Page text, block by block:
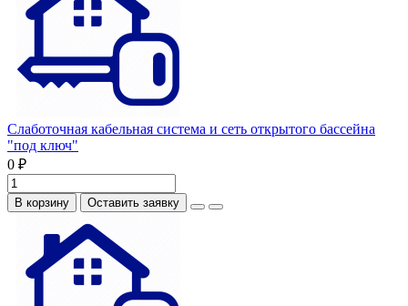
Слаботочная кабельная система и сеть открытого бассейна
"под ключ"
0 ₽
В корзину Оставить заявку